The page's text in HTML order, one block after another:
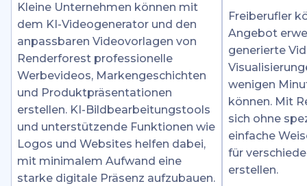
Kleine Unternehmen können mit
dem KI-Videogenerator und den
anpassbaren Videovorlagen von
Renderforest professionelle
Werbevideos, Markengeschichten
und Produktpräsentationen
erstellen. KI-Bildbearbeitungstools
und unterstützende Funktionen wie
Logos und Websites helfen dabei,
mit minimalem Aufwand eine
starke digitale Präsenz aufzubauen.
Freiberufler
Angebot
generierte
wenigen
können. Mit
sich ohne
einfache
für
erstellen.